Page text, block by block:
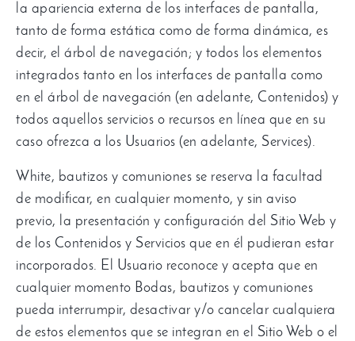
la apariencia externa de los interfaces de pantalla,
tanto de forma estática como de forma dinámica, es
decir, el árbol de navegación; y todos los elementos
integrados tanto en los interfaces de pantalla como
en el árbol de navegación (en adelante, Contenidos) y
todos aquellos servicios o recursos en línea que en su
caso ofrezca a los Usuarios (en adelante, Services).
White, bautizos y comuniones se reserva la facultad
de modificar, en cualquier momento, y sin aviso
previo, la presentación y configuración del Sitio Web y
de los Contenidos y Servicios que en él pudieran estar
incorporados. El Usuario reconoce y acepta que en
cualquier momento Bodas, bautizos y comuniones
pueda interrumpir, desactivar y/o cancelar cualquiera
de estos elementos que se integran en el Sitio Web o el